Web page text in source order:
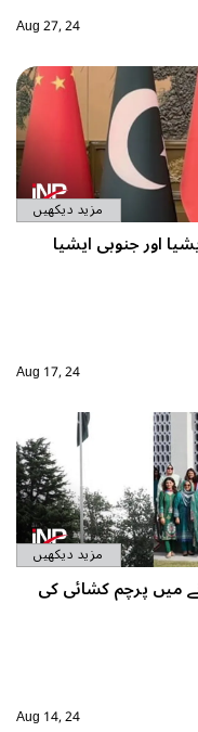
Aug 27, 24
مزید دیکھیں
اور جنوبی ایشیا
Aug 17, 24
مزید دیکھیں
میں پرچم کشائی کی
Aug 14, 24